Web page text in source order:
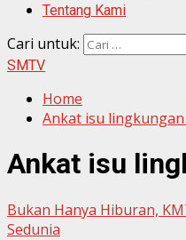
Tentang Kami
Cari untuk:
SMTV
Home
Ankat isu
Ankat isu
Bukan Hanya Hiburan,
Sedunia